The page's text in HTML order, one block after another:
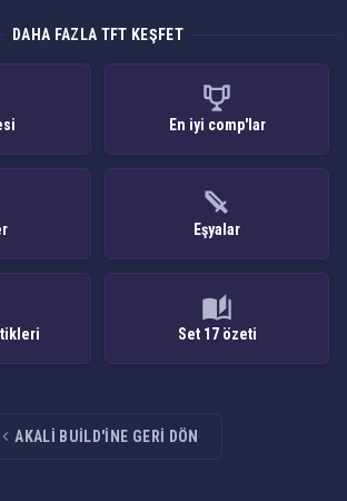
DAHA FAZLA TFT KEŞFET
En iyi comp'lar
Eşyalar
Set 17 özeti
AKALI BUILD'INE GERI DÖN